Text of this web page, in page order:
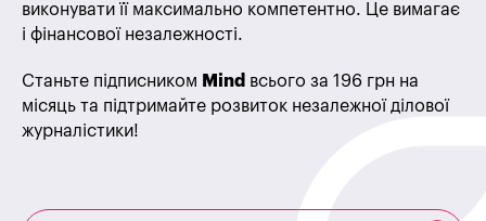
виконувати її максимально компетентно. Це вимагає
і фінансової незалежності.
Станьте підписником Mind всього за 196 грн на
місяць та підтримайте розвиток незалежної ділової
журналістики!